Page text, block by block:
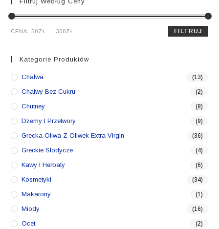
Cena
Cena
FILTRUJ
CENA:50ZŁ — 300ZŁ
Kategorie Produktów
Chałwa (13)
Chałwy Bez Cukru (2)
Chutney (8)
Dżemy I Przetwory (9)
Grecka Oliwa Z Oliwek Extra Virgin (36)
Greckie Słodycze (4)
Kawy I Herbaty (6)
Kosmetyki (34)
Makarony (1)
Miody (16)
Ocet (2)